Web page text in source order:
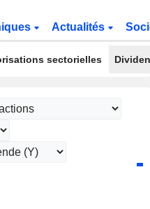
Actualités
sectorielles